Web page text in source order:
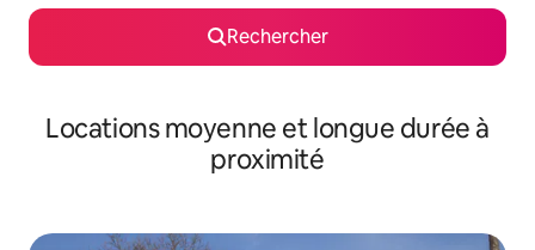
Rechercher
Locations moyenne et longue durée à
proximité